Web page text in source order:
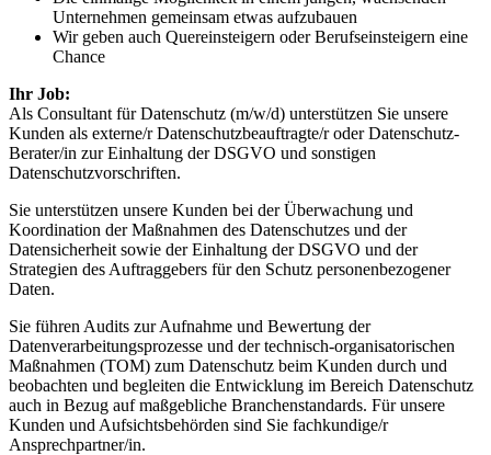
Unternehmen gemeinsam etwas aufzubauen
Wir geben auch Quereinsteigern oder Berufseinsteigern eine
Chance
Ihr Job:
Als Consultant für Datenschutz (m/w/d) unterstützen Sie unsere
Kunden als externe/r Datenschutzbeauftragte/r oder Datenschutz-
Berater/in zur Einhaltung der DSGVO und sonstigen
Datenschutzvorschriften.
Sie unterstützen unsere Kunden bei der Überwachung und
Koordination der Maßnahmen des Datenschutzes und der
Datensicherheit sowie der Einhaltung der DSGVO und der
Strategien des Auftraggebers für den Schutz personenbezogener
Daten.
Sie führen Audits zur Aufnahme und Bewertung der
Datenverarbeitungsprozesse und der technisch-organisatorischen
Maßnahmen (TOM) zum Datenschutz beim Kunden durch und
beobachten und begleiten die Entwicklung im Bereich Datenschutz
auch in Bezug auf maßgebliche Branchenstandards. Für unsere
Kunden und Aufsichtsbehörden sind Sie fachkundige/r
Ansprechpartner/in.